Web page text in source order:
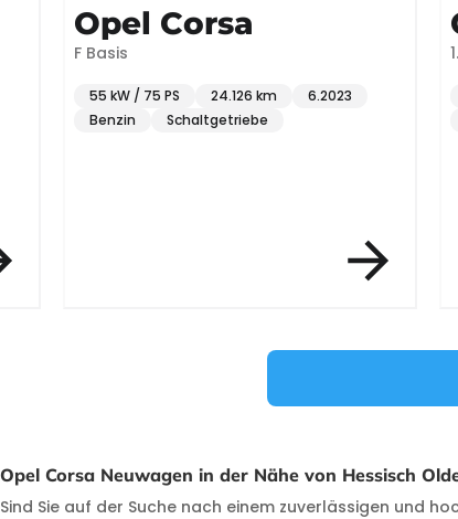
Opel Corsa
55 kW / 75 PS 24.126 km
6.2023
Schaltgetriebe
1.5 CDTI
75 kW /
Opel Corsa Neuwagen in der Nähe von Hessisch
Sind Sie auf der Suche nach einem zuverlässigen und